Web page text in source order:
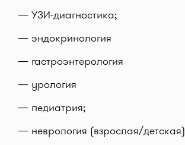
— УЗИ-диагностика;
— эндокринология
— гастроэнтерология
— урология
— педиатрия;
— неврология (взрослая/детская)